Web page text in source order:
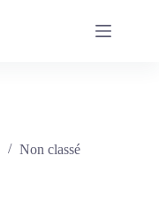
Non classé